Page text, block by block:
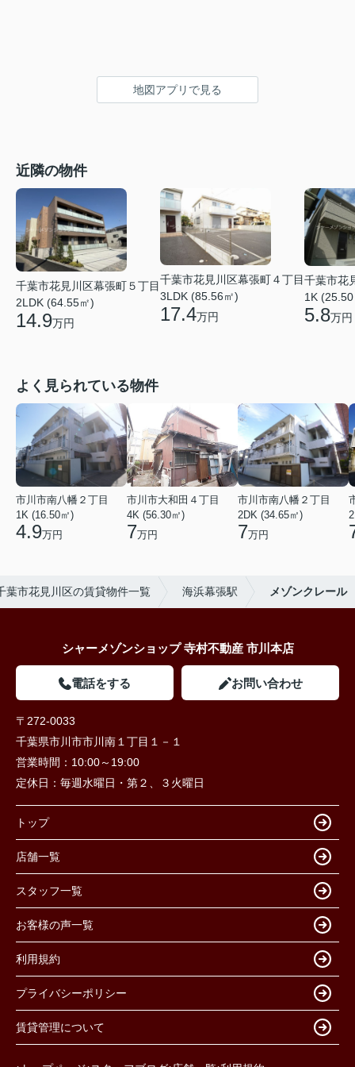
地図アプリで見る
近隣の物件
千葉市花見川区幕張町５丁目
2LDK (64.55㎡)
14.9万円
千葉市花見川区幕張町４丁目
3LDK (85.56㎡)
17.4万円
千葉市花
1K
5.8万円
よく見られている物件
市川市南八幡２丁目
1K (16.50㎡)
4.9万円
市川市大和田４丁目
4K (56.30㎡)
7万円
市川市南八幡２丁目
2DK (34.65㎡)
7万円
葉市花見川区の賃貸物件一覧 海浜幕張駅 メゾンクレール
シャーメゾンショップ 寺村不動産 市川本店
電話をする お問い合わせ
〒272-0033
千葉県市川市市川南１丁目１－１
営業時間： 10:00～19:00
定休日： 毎週水曜日・第２、３火曜日
トップ
店舗一覧
スタッフ一覧
お客様の声一覧
利用規約
プライバシーポリシー
賃貸管理について